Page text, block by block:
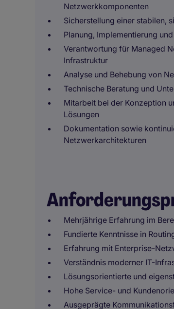
Netzwerkkomponenten
Sicherstellung einer stabilen,
Planung, Implementierung
Verantwortung für Managed
Infrastruktur
Analyse und Behebung von
Technische Beratung und
Mitarbeit bei der Konzeption
Lösungen
Dokumentation sowie
Netzwerkarchitekturen
Mehrjährige Erfahrung im
Fundierte Kenntnisse in
Erfahrung mit Enterprise-
Verständnis moderner IT-
Lösungsorientierte und
Hohe Service- und
Ausgeprägte